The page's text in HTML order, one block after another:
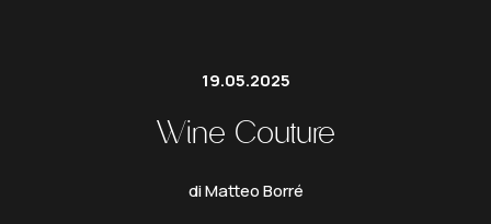
19.05.2025
Wine Couture
di Matteo Borré